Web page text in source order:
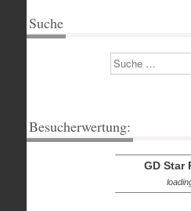
Suche
Suchen
Besucherwertung:
GD Star